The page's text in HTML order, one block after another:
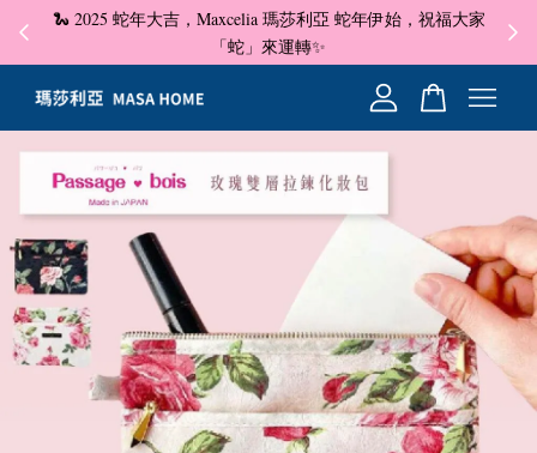
🐍 2025 蛇年大吉，Maxcelia 瑪莎利亞 蛇年伊始，祝福大家
「蛇」來運轉✨
✦
您的購物車目前還是空的。
繼續購物